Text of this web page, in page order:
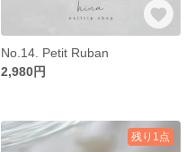
No.14. Petit Ruban
2,980円
残り1点